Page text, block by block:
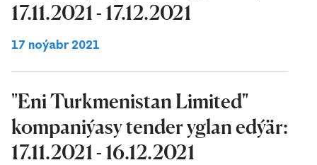
17.11.2021 - 17.12.2021
17 noýabr 2021
"Eni Turkmenistan Limited"
kompaniýasy tender yglan edýär:
17.11.2021 - 16.12.2021